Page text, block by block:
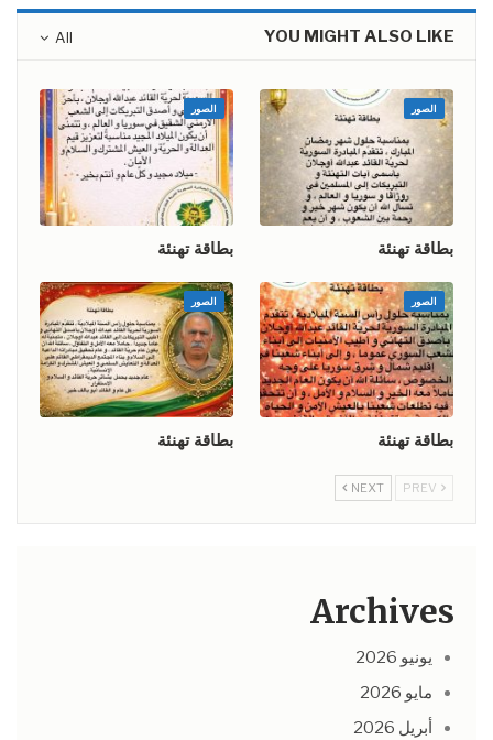
All YOU MIGHT ALSO LIKE
الصور
بطاقة تهنئة
الصور
بطاقة تهنئة
الصور
بطاقة تهنئة
الصور
بطاقة تهنئة
NEXT
Archives
يونيو 2026
مايو 2026
أبريل 2026